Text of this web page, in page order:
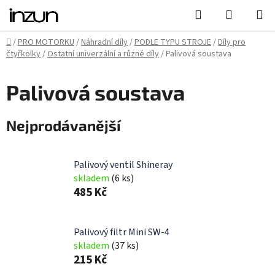
Přejít
obsah
Hledat
KOŠÍK
Domů
/PRO MOTORKU/Náhradní díly/PODLE TYPU STROJE/Díly pro
čtyřkolky/Ostatní univerzální a různé díly/Palivová soustava
Palivová soustava
Nejprodávanější
Palivový ventil Shineray
skladem (6 ks)
485 Kč
Palivový filtr Mini SW-4
skladem (37 ks)
215 Kč